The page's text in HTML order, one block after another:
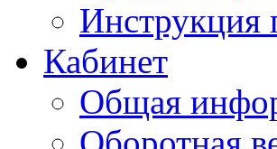
Инструкция
Кабинет
Общая